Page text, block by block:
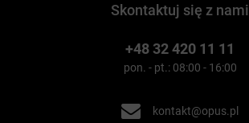
Skontaktuj się z nami
+48 32 420 11 11
pon. - pt.: 08:00 - 16:00
kontakt@opus.pl